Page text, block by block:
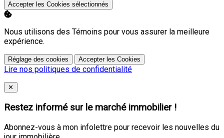
Accepter les Cookies sélectionnés
Nous utilisons des Témoins pour vous assurer la meilleure
expérience.
Réglage des cookies Accepter les Cookies
Lire nos politiques de confidentialité
Close
✕
Restez informé sur le marché immobilier !
Abonnez-vous à mon infolettre pour recevoir les nouvelles du